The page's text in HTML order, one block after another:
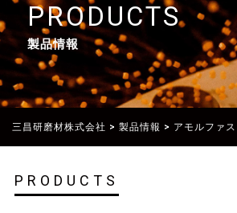
PRODUCTS
製品情報
三昌研磨材株式会社 > 製品情報 > アモルファ
PRODUCTS